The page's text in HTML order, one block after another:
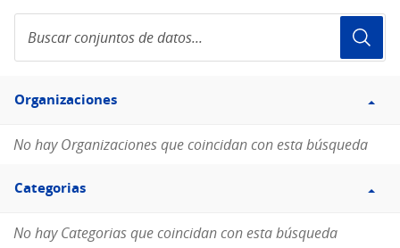
conjuntos
de
Filtro
Organizaciones
Organizaciones
No hay Organizaciones que coincidan con esta búsqueda
Filtro
Categorias
Categorias
No hay Categorias que coincidan con esta búsqueda